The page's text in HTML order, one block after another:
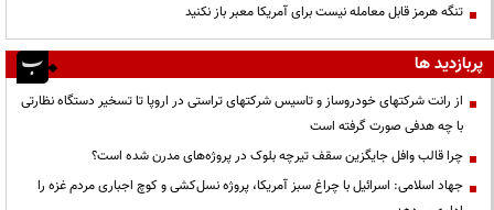
تنگه هرمز قابل معامله نیست برای آمریکا معبر باز نکنید
پربازدید ها
از رانت‌ شرکتهای خودروساز و تاسیس شرکتهای تراستی در اروپا تا تسخیر دستگاه نظارتی
با چه هدفی صورت گرفته است
چرا قالب وافل جایگزین سقف تیرچه بلوک در پروژه‌های مدرن شده است؟
جهاد اسلامی: اسرائیل با چراغ سبز آمریکا، پروژه نسل‌کشی و کوچ اجباری مردم غزه را